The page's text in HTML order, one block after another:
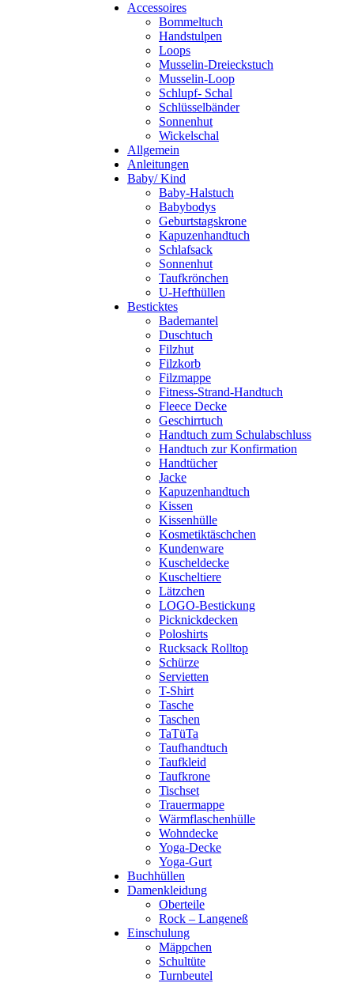
Accessoires
Bommeltuch
Handstulpen
Loops
Musselin-Dreieckstuch
Musselin-Loop
Schlupf- Schal
Schlüsselbänder
Sonnenhut
Wickelschal
Allgemein
Anleitungen
Baby/ Kind
Baby-Halstuch
Babybodys
Geburtstagskrone
Kapuzenhandtuch
Schlafsack
Sonnenhut
Taufkrönchen
U-Hefthüllen
Besticktes
Bademantel
Duschtuch
Filzhut
Filzkorb
Filzmappe
Fitness-Strand-Handtuch
Fleece Decke
Geschirrtuch
Handtuch zum Schulabschluss
Handtuch zur Konfirmation
Handtücher
Jacke
Kapuzenhandtuch
Kissen
Kissenhülle
Kosmetiktäschchen
Kundenware
Kuscheldecke
Kuscheltiere
Lätzchen
LOGO-Bestickung
Picknickdecken
Poloshirts
Rucksack Rolltop
Schürze
Servietten
T-Shirt
Tasche
Taschen
TaTüTa
Taufhandtuch
Taufkleid
Taufkrone
Tischset
Trauermappe
Wärmflaschenhülle
Wohndecke
Yoga-Decke
Yoga-Gurt
Buchhüllen
Damenkleidung
Oberteile
Rock – Langeneß
Einschulung
Mäppchen
Schultüte
Turnbeutel